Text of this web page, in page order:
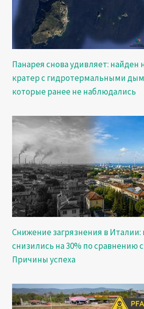
Панарея снова удивляет:
кратер с гидротермальными
которые ранее не наблюдались
Снижение загрязнения в
снизились на 30% по сравнению с
Причины успеха